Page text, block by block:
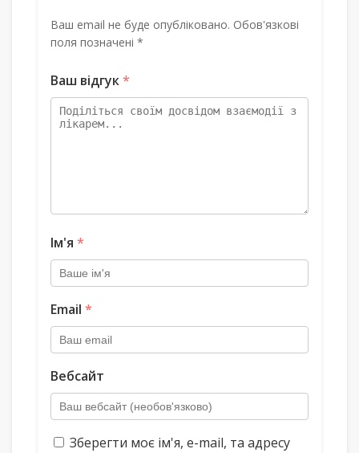
Ваш email не буде опубліковано. Обов'язкові
поля позначені *
Ваш відгук*
Ім'я *
Email *
Вебсайт
Зберегти моє ім'я, e-mail, та адресу